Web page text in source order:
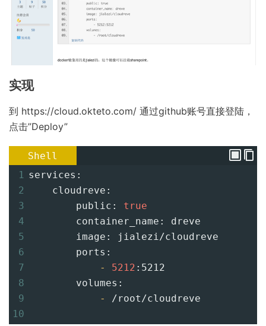
实现
到 https://cloud.okteto.com/ 通过github账号直接登陆，
点击”Deploy”
Shell
1
services:
2
cloudreve:
3
public: true
4
container_name: dreve
5
image: jialezi/cloudreve
6
ports:
7
- 5212 :5212
8
9
-
/root/cloudreve
10